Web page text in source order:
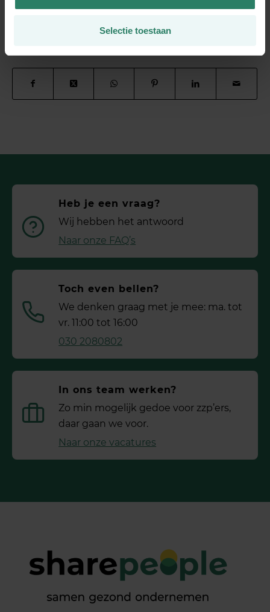
Selectie toestaan
Heb je een vraag?
Wij hebben het antwoord
Naar onze FAQ’s
Toch even bellen?
We denken graag met je mee: ma. tot
vr. 11:00 tot 16:00
030 2080802
In ons team werken?
Zo min mogelijk gedoe voor ­zzp’ers,
daar gaan we voor.
Naar onze vacatures